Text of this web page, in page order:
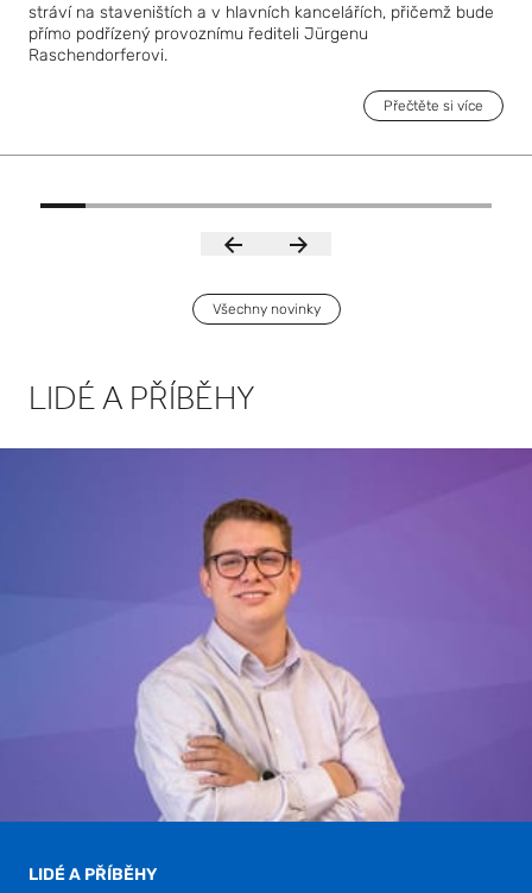
stráví na staveništích a v hlavních kancelářích, přičemž bude
přímo podřízený provoznímu řediteli Jürgenu
Raschendorferovi.
Přečtěte si více
Všechny novinky
LIDÉ A PŘÍBĚHY
LIDÉ A PŘÍBĚHY